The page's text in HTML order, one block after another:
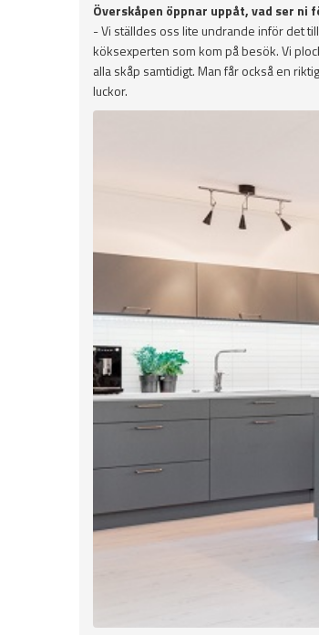
Överskåpen öppnar uppåt, vad ser ni
- Vi ställdes oss lite undrande inför det
köksexperten som kom på besök. Vi
alla skåp samtidigt. Man får också en
luckor.